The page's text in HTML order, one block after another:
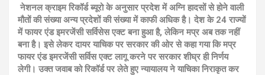
नेशनल क्राइम रिकॉर्ड ब्यूरो के अनुसार प्रदेश में अग्नि हादसों से होने वाली
मौतों की संख्या अन्य प्रदेशों की संख्या में काफी अधिक है। देश के 24 राज्यों
में फायर एंड इमरजेंसी सर्विसेस एक्ट बना हुआ है, लेकिन मप्र अब तक नहीं
बना है। इसे लेकर दायर याचिक पर सरकार की ओर से कहा गया कि मप्र
फायर एंड इमरजेंसी सर्विस एक्ट लागू करने पर सरकार शीघ्र ही निर्णय
लेगी। उक्त जवाब को रिकॉर्ड पर लेते हुए न्यायालय ने याचिका निराकृत कर